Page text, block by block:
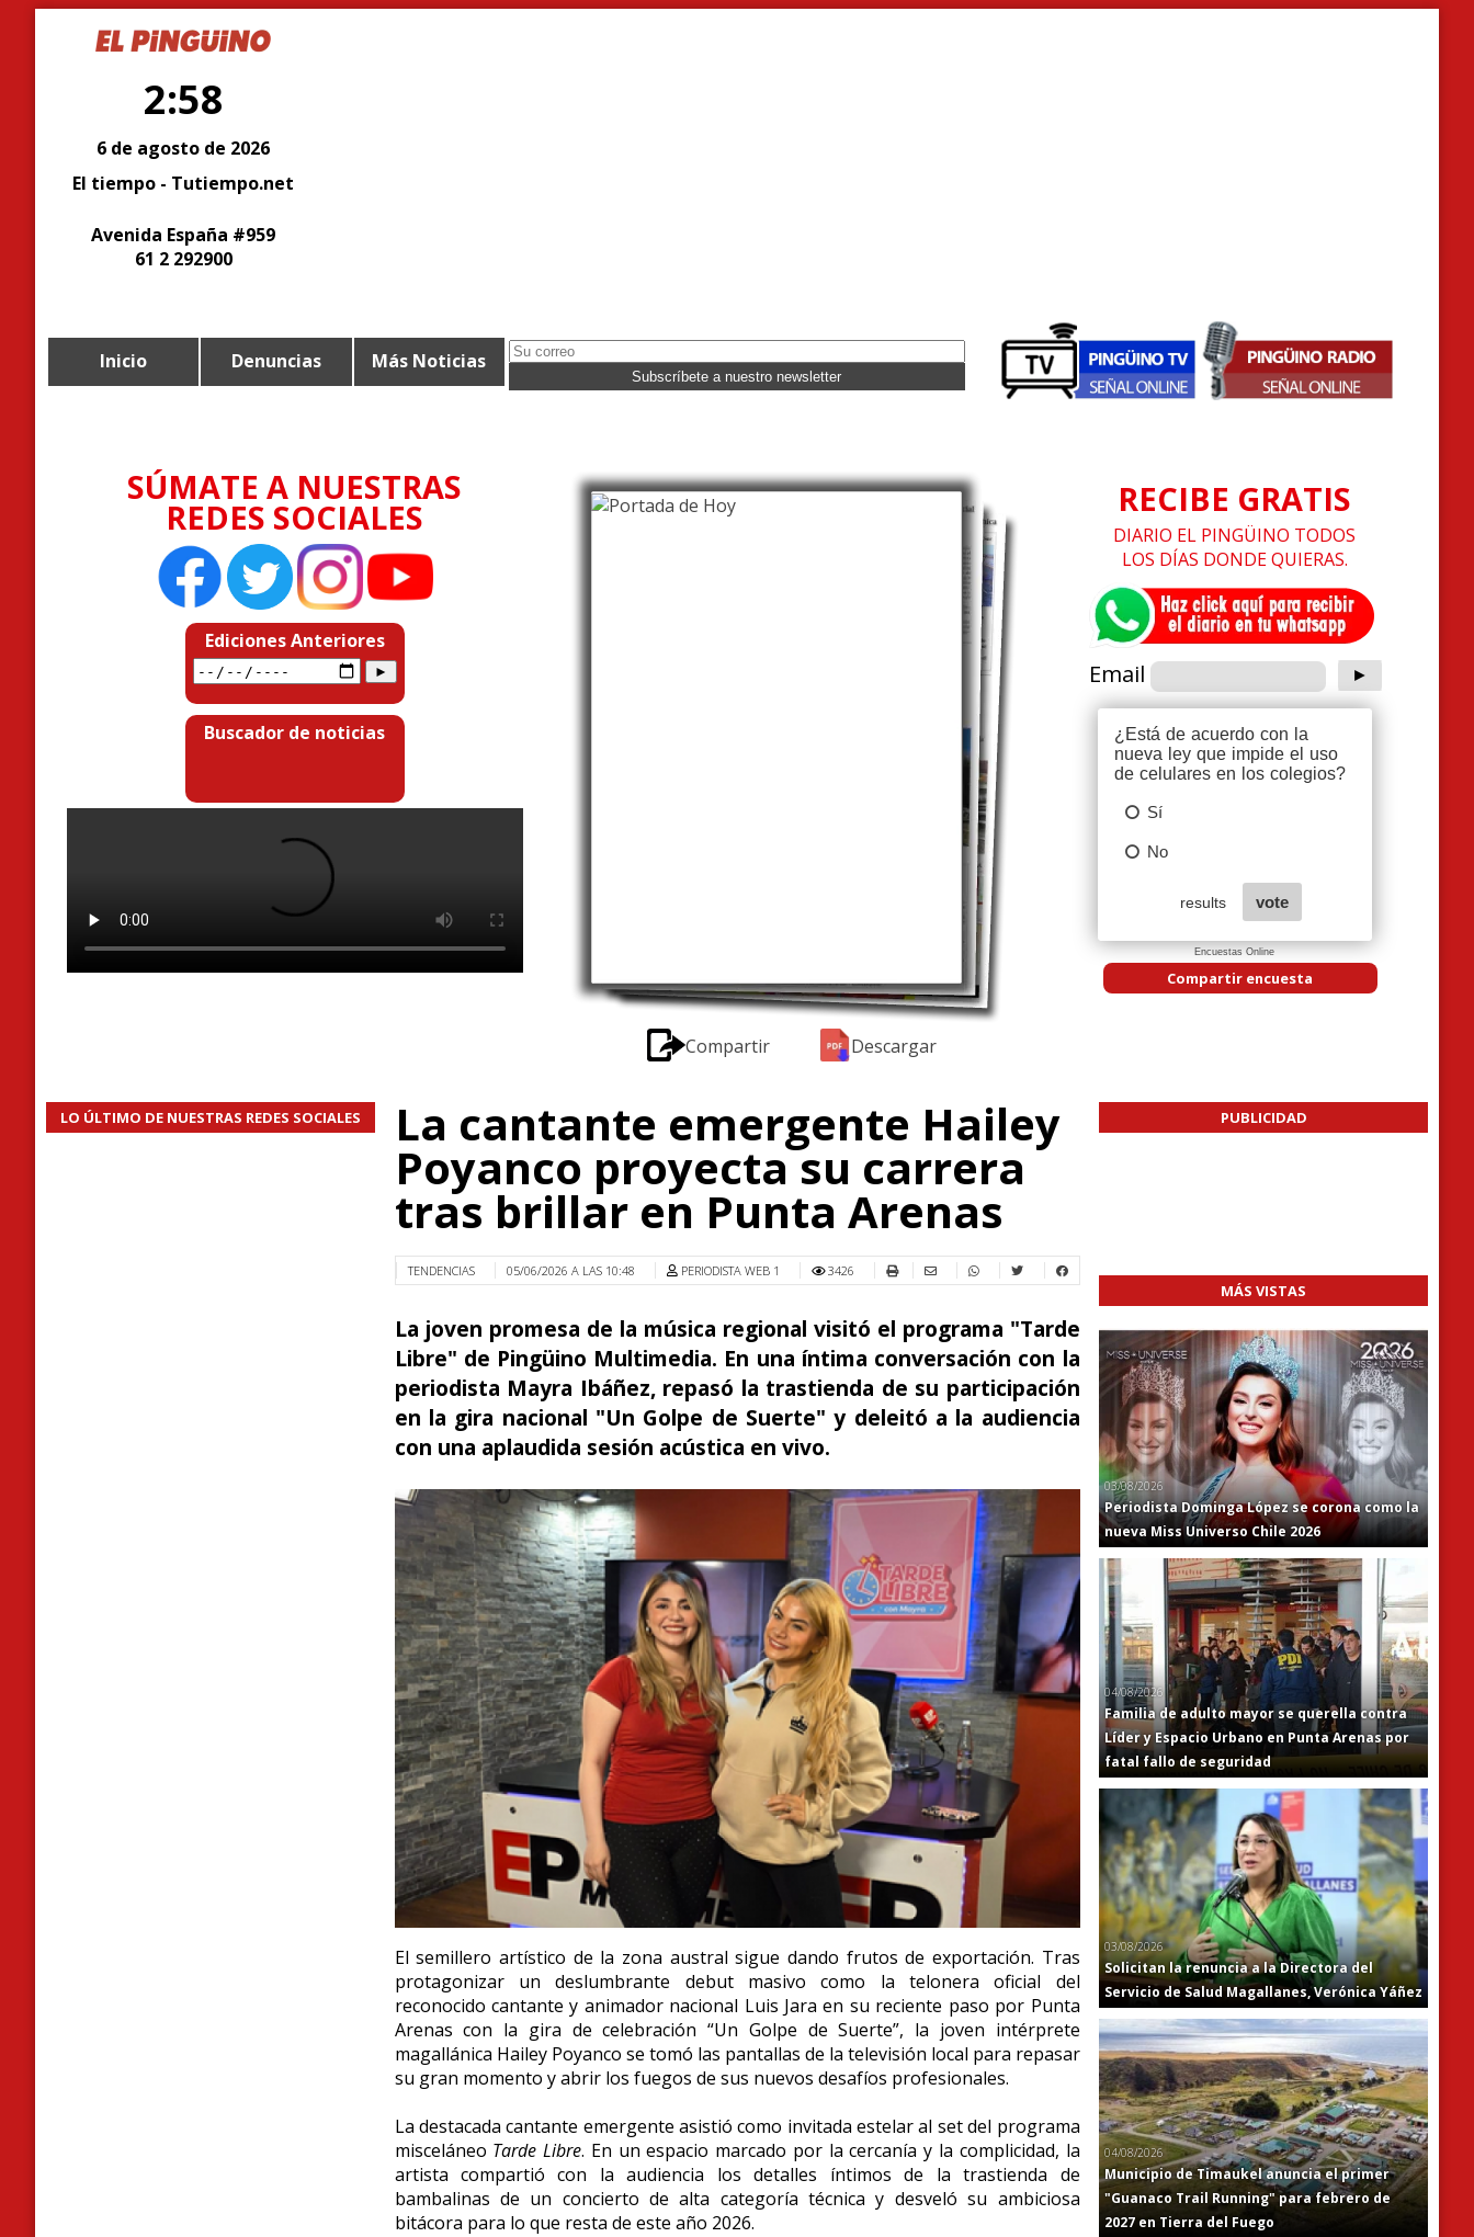
2:58
6 de agosto de 2026
El tiempo - Tutiempo.net
Avenida España #959
61 2 292900
Inicio Denuncias Más Noticias
SÚMATE A NUESTRAS
REDES SOCIALES
Ediciones Anteriores
Buscador de noticias
Compartir Descargar
RECIBE GRATIS
DIARIO EL PINGÜINO TODOS
LOS DÍAS DONDE QUIERAS.
Email
Encuestas Online
Compartir encuesta
LO ÚLTIMO DE NUESTRAS REDES SOCIALES La cantante emergente Hailey
Poyanco proyecta su carrera
tras brillar en Punta Arenas
TENDENCIAS 05/06/2026 A LAS 10:48 PERIODISTA WEB 1 3426
La joven promesa de la música regional visitó el programa "Tarde
Libre" de Pingüino Multimedia. En una íntima conversación con la
periodista Mayra Ibáñez, repasó la trastienda de su participación
en la gira nacional "Un Golpe de Suerte" y deleitó a la audiencia
con una aplaudida sesión acústica en vivo.
El semillero artístico de la zona austral sigue dando frutos de exportación. Tras
protagonizar un deslumbrante debut masivo como la telonera oficial del
reconocido cantante y animador nacional Luis Jara en su reciente paso por Punta
Arenas con la gira de celebración “Un Golpe de Suerte”, la joven intérprete
magallánica Hailey Poyanco se tomó las pantallas de la televisión local para repasar
su gran momento y abrir los fuegos de sus nuevos desafíos profesionales.
La destacada cantante emergente asistió como invitada estelar al set del programa
misceláneo Tarde Libre. En un espacio marcado por la cercanía y la complicidad, la
artista compartió con la audiencia los detalles íntimos de la trastienda de
bambalinas de un concierto de alta categoría técnica y desveló su ambiciosa
bitácora para lo que resta de este año 2026.
PUBLICIDAD
MÁS VISTAS
03/08/2026
Periodista Dominga López se corona como la
nueva Miss Universo Chile 2026
04/08/2026
Familia de adulto mayor se querella contra
Líder y Espacio Urbano en Punta Arenas por
fatal fallo de seguridad
03/08/2026
Solicitan la renuncia a la Directora del
Servicio de Salud Magallanes, Verónica Yáñez
04/08/2026
Municipio de Timaukel anuncia el primer
"Guanaco Trail Running" para febrero de
2027 en Tierra del Fuego